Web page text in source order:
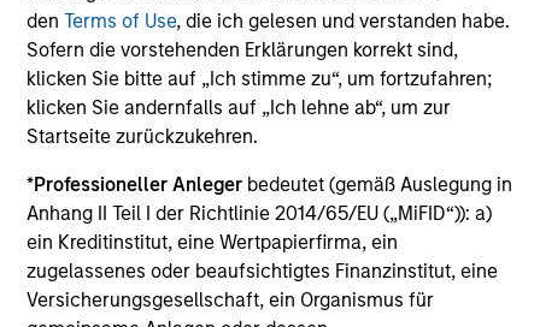
denTerms of Use, die ich gelesen und verstanden habe.
Sofern die vorstehenden Erklärungen korrekt sind,
klicken Sie bitte auf „Ich stimme zu“, um fortzufahren;
klicken Sie andernfalls auf „Ich lehne ab“, um zur
Startseite zurückzukehren.
*Professioneller Anleger bedeutet (gemäß Auslegung in
Anhang II Teil I der Richtlinie 2014/65/EU („MiFID“)): a)
ein Kreditinstitut, eine Wertpapierfirma, ein
zugelassenes oder beaufsichtigtes Finanzinstitut, eine
Versicherungsgesellschaft, ein Organismus für
Morgan Stanley Investment
Management.Bitteklicken Sie hierfür weitere
Performanceangaben und wichtige Informationen,
die sorgfältig zu lesen sind.
Aufwendungen wider, die während des
Geschäftsbetriebs des Fonds anfallen und vom Vermögen
des Fonds im Laufe der Zeit abgezogen werden. Enthalten
sind die Gebühren für die Anlageverwaltung
(Verwaltungsgebühr), Depotbankgebühren und
Administrationskosten.